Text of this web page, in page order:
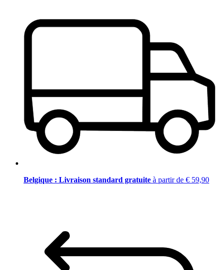
Belgique : Livraison standard gratuite à partir de € 59,90